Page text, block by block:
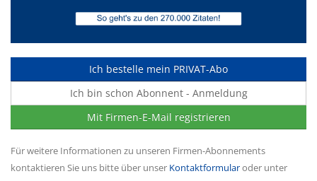
Ich bestelle mein PRIVAT-Abo
Ich bin schon Abonnent - Anmeldung
Mit Firmen-E-Mail registrieren
Für weitere Informationen zu unseren Firmen-Abonnements
kontaktieren Sie uns bitte über unser Kontaktformularoder unter